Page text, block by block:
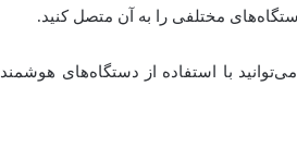
مختلفی را به آن متصل کنید.
با استفاده از دستگاه‌های هوشمند